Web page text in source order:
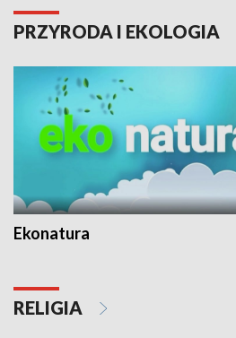
PRZYRODA I EKOLOGIA
Ekonatura
RELIGIA